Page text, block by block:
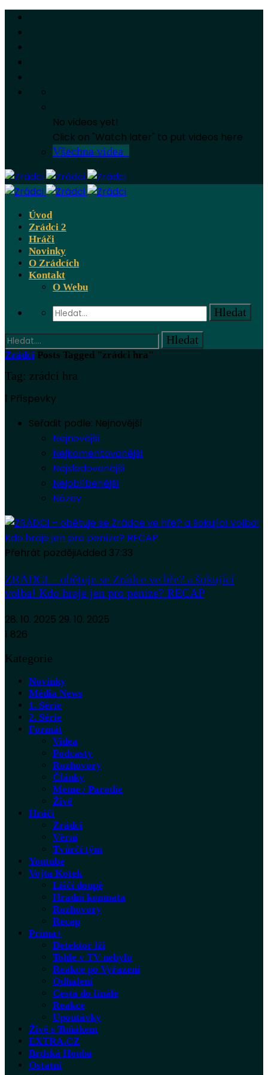
No videos yet!
Click on "Watch later" to put videos here
Všechna videa
Úvod
Zrádci 2
Hráči
Novinky
O Zrádcích
Kontakt
O Webu
Zrádci Posts Tagged "zrádci hra"
Tag: zrádci hra
1 Příspevky
Seřadit podle: Nejnovější
Nejnovější
Nejkomentovanější
Nejsledovanější
Nejoblíbenější
Název
Přehrát pozdějiAdded 37:33
ZRÁDCI – obětuje se Zrádce ve hře? a šokující
volba! Kdo hraje jen pro peníze? RECAP
28. 10. 2025 29. 10. 2025
1 826
Kategorie
Novinky
Média News
1. Série
2. Série
Formát
Videa
Podcasty
Rozhovory
Články
Meme / Parodie
Živě
Hráči
Zrádci
Věrní
Tvůrčí tým
Youtube
Vojta Kotek
Liščí doupě
Hradní komnata
Rozhovory
Recap
Prima+
Detektor lži
Tohle v TV nebylo
Reakce po Vyřazení
Odhalení
Cesta do finále
Reakce
Upoutávky
Živě s Tuňákem
EXTRA.CZ
Brdská Houba
Ostatní